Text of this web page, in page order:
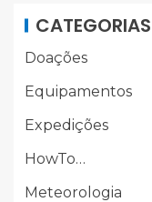
CATEGORIAS
Doações
Equipamentos
Expedições
HowTo…
Meteorologia